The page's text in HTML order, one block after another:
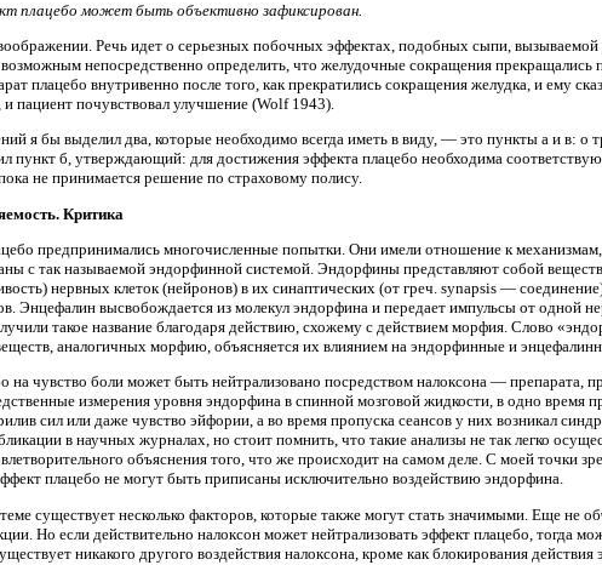
плацебо может быть объективно зафиксирован.
Речь идет о серьезных побочных эффектах, подобных сыпи,
непосредственно определить, что желудочные сокращения прекращались
плацебо внутривенно после того, как прекратились сокращения желудка, и ему
и пациент почувствовал улучшение (Wolf 1943).
я бы выделил два, которые необходимо всегда иметь в виду, — это пункты а и в: о
пункт б, утверждающий: для достижения эффекта плацебо необходима
не принимается решение по страховому полису.
Критика
предпринимались многочисленные попытки. Они имели отношение к
с так называемой эндорфинной системой. Эндорфины представляют собой
нервных клеток (нейронов) в их синаптических (от греч. synapsis —
Энцефалин высвобождается из молекул эндорфина и передает импульсы от одной
такое название благодаря действию, схожему с действием морфия. Слово
аналогичных морфию, объясняется их влиянием на эндорфинные и
на чувство боли может быть нейтрализовано посредством налоксона —
измерения уровня эндорфина в спинной мозговой жидкости, в одно время
сил или даже чувство эйфории, а во время пропуска сеансов у них возникал
в научных журналах, но стоит помнить, что такие анализы не так легко
объяснения того, что же происходит на самом деле. С моей точки
плацебо не могут быть приписаны исключительно воздействию эндорфина.
существует несколько факторов, которые также могут стать значимыми. Еще не
Но если действительно налоксон может нейтрализовать эффект плацебо,
никакого другого воздействия налоксона, кроме как блокирования